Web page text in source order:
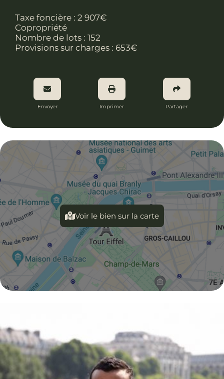
Taxe foncière : 2 907€
Copropriété
Nombre de lots : 152
Provisions sur charges : 653€
Envoyer Imprimer Partager
Voir le bien sur la carte